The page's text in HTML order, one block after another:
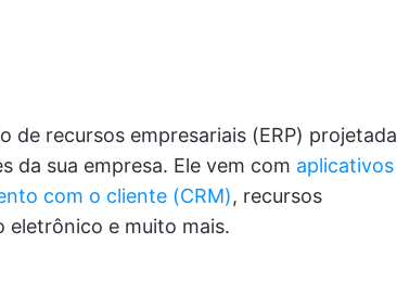
de recursos empresariais (ERP) projetada
da sua empresa. Ele vem com aplicativos
com o cliente (CRM), recursos
eletrônico e muito mais.